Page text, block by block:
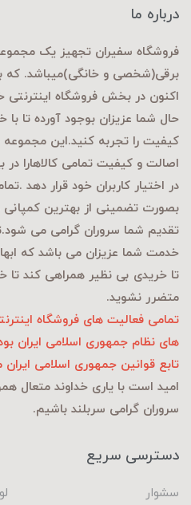
درباره ما
فروشگاه سفیران تجهیز یک
برقی(شخصی و خانگی)میباشد. که
اکنون در بخش فروشگاه اینترنتی
حال شما عزیزان بوجود آورده تا
کیفیت را تجربه کنید.این
اصالت و کیفیت تمامی کالاهارا
در اختیار کاربران خود قرار دهد
بصورت تضمینی از بهترین کمپانی
تقدیم شما سروران گرامی می
خدمت شما عزیزان می باشد که
تا خریدی بی نظیر همراهی کند تا
متضرر نشوید.
تمامی فعالیت های فروشگاه
های نظام جمهوری اسلامی ایران
تابع قوانین جمهوری اسلامی
امید است با یاری خداوند متعال
سروران گرامی سربلند باشیم.
دسترسی سریع
سشوار